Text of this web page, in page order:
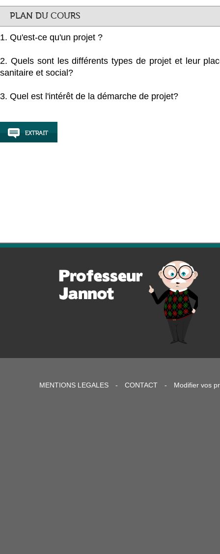
PLAN DU COURS
1. Qu'est-ce qu'un projet ?
2. Quels sont les différents types de projet et leur
sanitaire et social?
3. Quel est l'intérêt de la démarche de projet?
MENTIONS LEGALES - CONTACT - Modifier vos